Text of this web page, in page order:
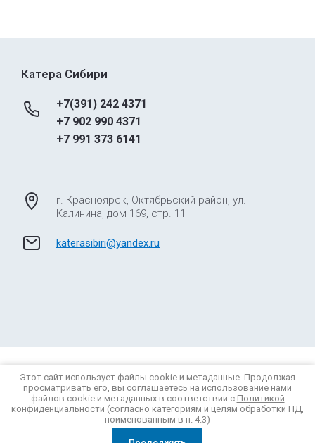
Катера Сибири
+7(391) 242 4371
+7 902 990 4371
+7 991 373 6141
г. Красноярск, Октябрьский район, ул.
Калинина, дом 169, стр. 11
katerasibiri@yandex.ru
© 2012 - 2026 Катера Сибири
Политика конфиденциальности
Этот сайт использует файлы cookie и метаданные. Продолжая
просматривать его, вы соглашаетесь на использование нами
файлов cookie и метаданных в соответствии с Политикой
конфиденциальности (согласно категориям и целям обработки ПД,
поименованным в п. 4.3)